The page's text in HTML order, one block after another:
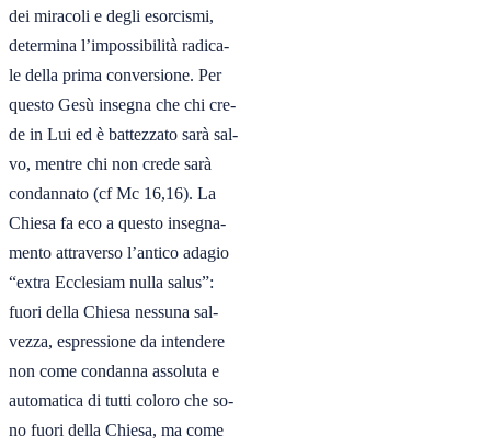
dei miracoli e degli esorcismi,
determina l’impossibilità radica-
le della prima conversione. Per
questo Gesù insegna che chi cre-
de in Lui ed è battezzato sarà sal-
vo, mentre chi non crede sarà
condannato (cf Mc 16,16). La
Chiesa fa eco a questo insegna-
mento attraverso l’antico adagio
“extra Ecclesiam nulla salus”:
fuori della Chiesa nessuna sal-
vezza, espressione da intendere
non come condanna assoluta e
automatica di tutti coloro che so-
no fuori della Chiesa, ma come